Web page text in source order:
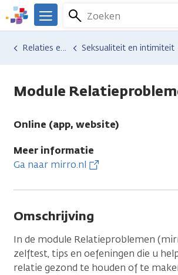
Overslaan
en
naar
We
er
Kanker.nl
Zoeken
Menu
Hulp en ondersteuning
Vind hulp bij kanker
Relaties en gezin Seksualiteit en intimiteit
Module
Online (app, website)
Meer informatie
Ga naar mirro.nl
Omschrijving
In de module Relatieproblemen
zelftest, tips en oefeningen die u
relatie gezond te houden of te